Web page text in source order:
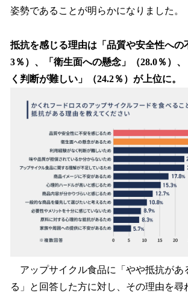
姿勢であることが明らかになりました。
抵抗を感じる理由は「品質や安全性への
3％）、「衛生面への懸念」（28.0％）
く判断が難しい」（24.2％）が上位に。
アップサイクル食品に「やや抵抗があ
る」と回答した方に対し、その理由を尋